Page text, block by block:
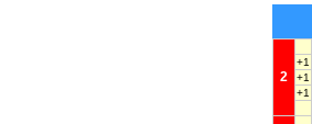
2
+1
+1
+1